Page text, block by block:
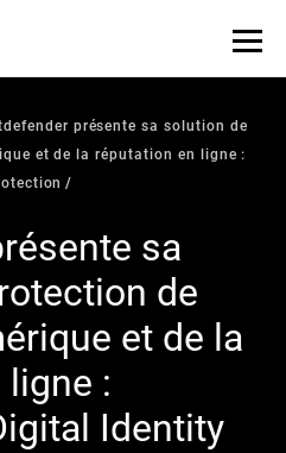
présente sa solution de
et de la réputation en ligne :
sa
de
et de la
:
Identity